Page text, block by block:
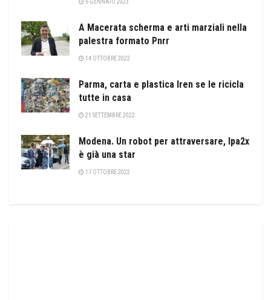
6 GENNAIO 2023
A Macerata scherma e arti marziali nella
palestra formato Pnrr
14 OTTOBRE 2022
Parma, carta e plastica Iren se le ricicla
tutte in casa
21 SETTEMBRE 2022
Modena. Un robot per attraversare, Ipa2x
è già una star
17 OTTOBRE 2022